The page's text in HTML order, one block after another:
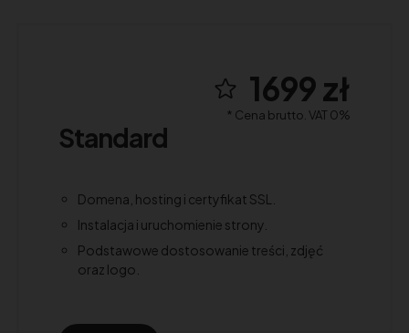
1699 zł
* Cena brutto. VAT 0%
Standard
Domena, hosting i certyfikat SSL.
Instalacja i uruchomienie strony.
Podstawowe dostosowanie treści, zdjęć
oraz logo.